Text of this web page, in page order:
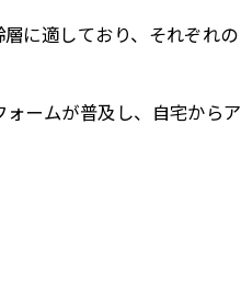
に適しており、それぞれの
ームが普及し、自宅からア